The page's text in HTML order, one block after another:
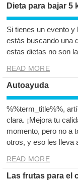
Dieta para bajar 5
Si tienes un evento
estás buscando una
estas dietas no son
READ MORE
Autoayuda
%%term_title%%,
clara. ¡Mejora tu
momento, pero no a
otros, y eso les lleva
READ MORE
Las frutas para el